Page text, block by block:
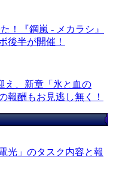
！『鋼嵐 - メカラシ』
後半が開催！
え、新章「氷と血の
報酬もお見逃し無く！
光」のタスク内容と報